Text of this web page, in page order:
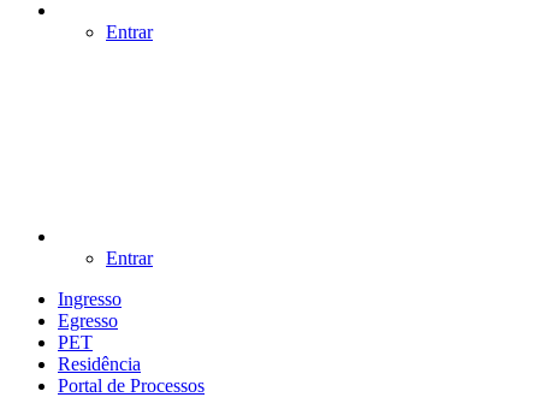
Entrar
Entrar
Ingresso
Egresso
PET
Residência
Portal de Processos